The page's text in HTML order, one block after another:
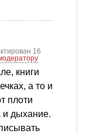
16
книги
а то и
плоти
дыхание.